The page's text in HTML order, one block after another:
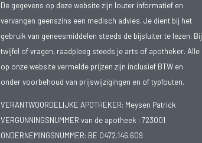
De gegevens op deze website zijn louter informatief en
vervangen geenszins een medisch advies. Je dient bij het
gebruik van geneesmiddelen steeds de bijsluiter te lezen. Bij
twijfel of vragen, raadpleeg steeds je arts of apotheker. Alle
op onze website vermelde prijzen zijn inclusief BTW en
onder voorbehoud van prijswijzigingen en of typfouten.
VERANTWOORDELIJKE APOTHEKER: Meysen Patrick
VERGUNNINGSNUMMER van de apotheek : 723001
ONDERNEMINGSNUMMER: BE 0472.146.609